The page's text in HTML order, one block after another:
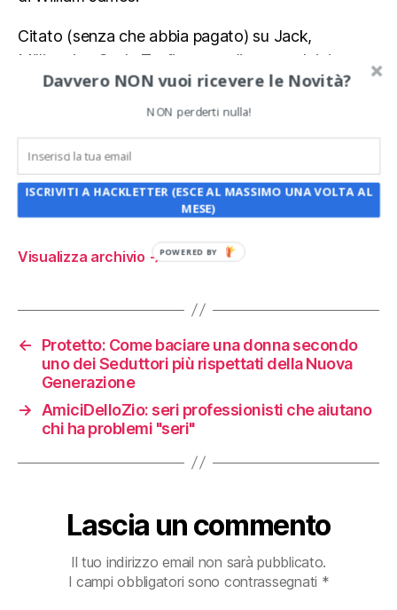
Citato (senza che abbia pagato) su Jack,
Millionaire, Onda Tv, finanzaonline, secoloixi,
messaggero, in vari libri e tesi di laurea.
Le mie tecniche sono andate in onda su Rai3 e
Per essere aggiornato sui miei lavori seguimi sul
canale Telegram, il mio blog: HackNews.net e tutti
i miei canali digitali, ognuno ha contenuti unici
Visualizza archivio →
←
Protetto: Come baciare una donna secondo
uno dei Seduttori più rispettati della Nuova
Generazione
→
AmiciDelloZio: seri professionisti che aiutano
chi ha problemi "seri"
Lascia un commento
Il tuo indirizzo email non sarà pubblicato.
I campi obbligatori sono contrassegnati *
Davvero NON vuoi ricevere le Novità?
NON perderti nulla!
ISCRIVITI A HACKLETTER (ESCE AL MASSIMO UNA VOLTA AL
MESE)
POWERED BY